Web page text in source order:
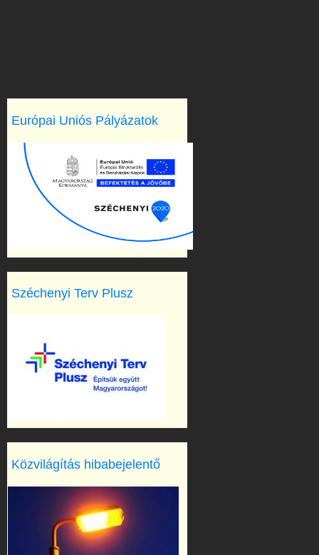
Európai Uniós Pályázatok
Széchenyi Terv Plusz
Közvilágítás hibabejelentő